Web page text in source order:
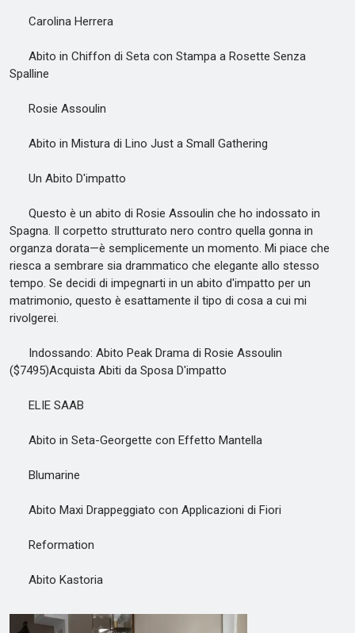
Carolina Herrera
Abito in Chiffon di Seta con Stampa a Rosette Senza
Spalline
Rosie Assoulin
Abito in Mistura di Lino Just a Small Gathering
Un Abito D'impatto
Questo è un abito di Rosie Assoulin che ho indossato in
Spagna. Il corpetto strutturato nero contro quella gonna in
organza dorata—è semplicemente un momento. Mi piace che
riesca a sembrare sia drammatico che elegante allo stesso
tempo. Se decidi di impegnarti in un abito d'impatto per un
matrimonio, questo è esattamente il tipo di cosa a cui mi
rivolgerei.
Indossando: Abito Peak Drama di Rosie Assoulin
($7495)Acquista Abiti da Sposa D'impatto
ELIE SAAB
Abito in Seta-Georgette con Effetto Mantella
Blumarine
Abito Maxi Drappeggiato con Applicazioni di Fiori
Reformation
Abito Kastoria